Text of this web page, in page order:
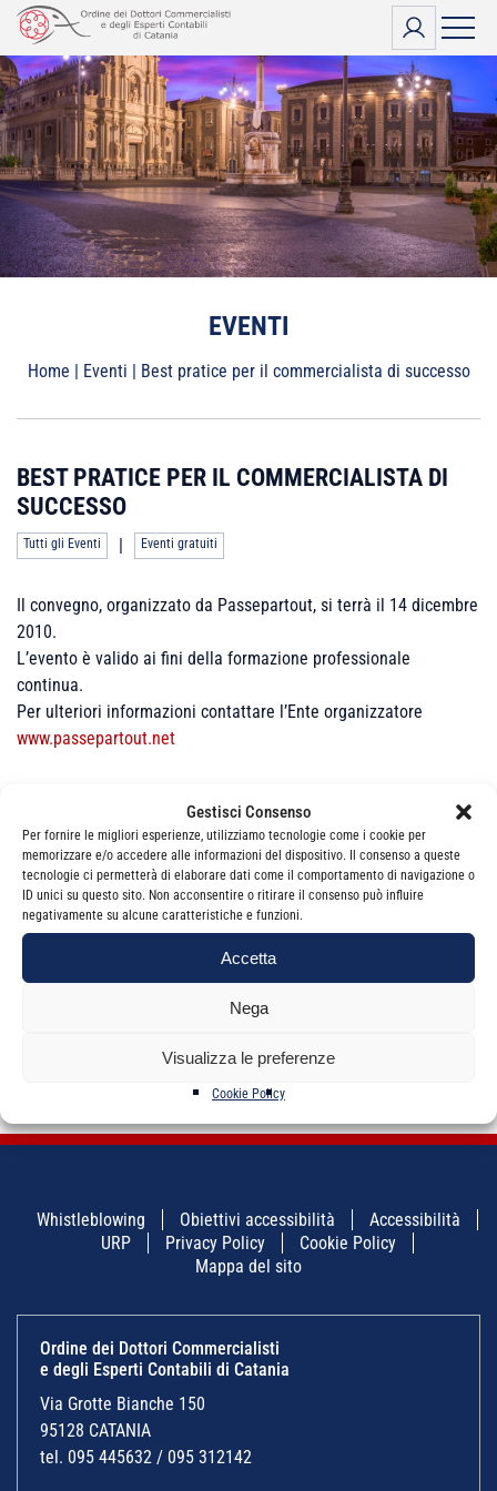
Gestisci Consenso
Per fornire le migliori esperienze, utilizziamo tecnologie come i cookie per
memorizzare e/o accedere alle informazioni del dispositivo. Il consenso a queste
tecnologie ci permetterà di elaborare dati come il comportamento di navigazione o
ID unici su questo sito. Non acconsentire o ritirare il consenso può influire
negativamente su alcune caratteristiche e funzioni.
Accetta
Nega
Visualizza le preferenze
Cookie Policy
Vai
contenuto
EVENTI
Home | Eventi | Best pratice per il commercialista di successo
BEST PRATICE PER IL COMMERCIALISTA DI
SUCCESSO
Tutti gli Eventi | Eventi gratuiti
Il convegno, organizzato da Passepartout, si terrà il 14 dicembre
2010.
L’evento è valido ai fini della formazione professionale
continua.
Per ulteriori informazioni contattare l’Ente organizzatore
www.passepartout.net
Non sono presenti appuntamenti per questo
evento.
professionista D.Lgs.
aggiornamento
Whistleblowing Obiettivi accessibilità
Accessibilità
URP
Privacy Policy
Cookie Policy
Mappa del sito
Ordine dei Dottori Commercialisti
e degli Esperti Contabili di Catania
Via Grotte Bianche 150
95128 CATANIA
tel. 095 445632 / 095 312142